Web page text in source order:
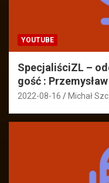
YOUTUBE
SpecjaliściZL –
gość :
2022-08-16 Michał